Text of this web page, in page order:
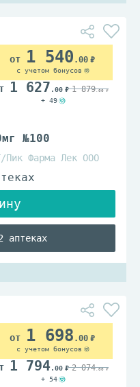
№100
Пик Фарма Лек ООО
аптеках
1 540 .00
с учетом бонусов
1 627 .00 1 879.00
+ 49
1 698 .00
с учетом бонусов
1 794.00 2 074.00
+ 54